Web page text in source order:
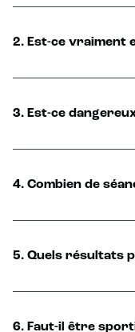
2. Est-ce vraiment
3. Est-ce
4. Combien de
5. Quels résultats
6. Faut-il être